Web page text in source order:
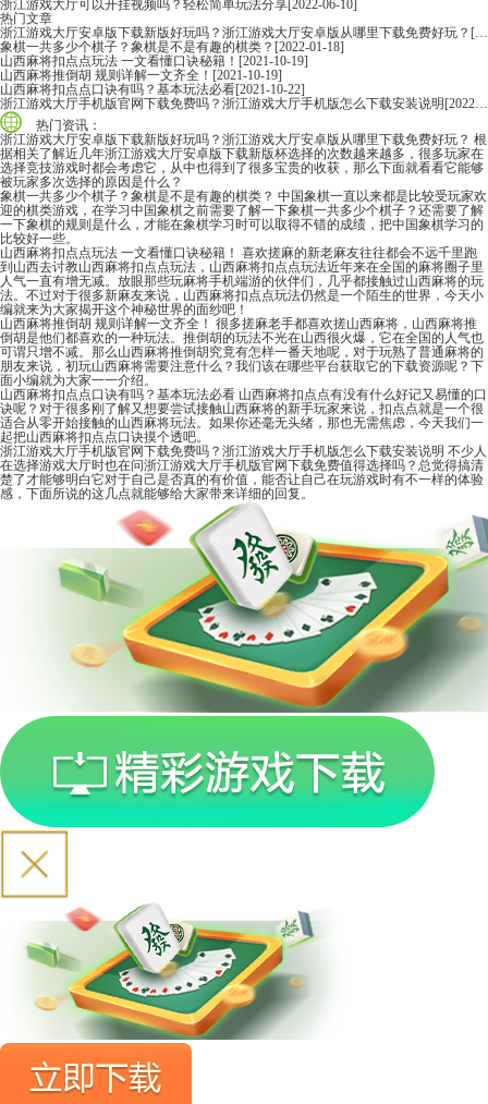
浙江游戏大厅可以开挂视频吗？轻松简单玩法分享[2022-06-10]
热门文章
浙江游戏大厅安卓版下载新版好玩吗？浙江游戏大厅安卓版从哪里下载免费好玩？ [2022-06-16]
象棋一共多少个棋子？象棋是不是有趣的棋类？ [2022-01-18]
山西麻将扣点点玩法 一文看懂口诀秘籍！ [2021-10-19]
山西麻将推倒胡 规则详解一文齐全！ [2021-10-19]
山西麻将扣点点口诀有吗？基本玩法必看[2021-10-22]
浙江游戏大厅手机版官网下载免费吗？浙江游戏大厅手机版怎么下载安装说明 [2022-06-16]
热门资讯：
浙江游戏大厅安卓版下载新版好玩吗？浙江游戏大厅安卓版从哪里下载免费好玩？ 根
据相关了解近几年浙江游戏大厅安卓版下载新版杯选择的次数越来越多，很多玩家在
选择竞技游戏时都会考虑它，从中也得到了很多宝贵的收获，那么下面就看看它能够
被玩家多次选择的原因是什么？
象棋一共多少个棋子？象棋是不是有趣的棋类？ 中国象棋一直以来都是比较受玩家欢
迎的棋类游戏，在学习中国象棋之前需要了解一下象棋一共多少个棋子？还需要了解
一下象棋的规则是什么，才能在象棋学习时可以取得不错的成绩，把中国象棋学习的
比较好一些。
山西麻将扣点点玩法 一文看懂口诀秘籍！ 喜欢搓麻的新老麻友往往都会不远千里跑
到山西去讨教山西麻将扣点点玩法，山西麻将扣点点玩法近年来在全国的麻将圈子里
人气一直有增无减。放眼那些玩麻将手机端游的伙伴们，几乎都接触过山西麻将的玩
法。不过对于很多新麻友来说，山西麻将扣点点玩法仍然是一个陌生的世界，今天小
编就来为大家揭开这个神秘世界的面纱吧！
山西麻将推倒胡 规则详解一文齐全！ 很多搓麻老手都喜欢搓山西麻将，山西麻将推
倒胡是他们都喜欢的一种玩法。推倒胡的玩法不光在山西很火爆，它在全国的人气也
可谓只增不减。那么山西麻将推倒胡究竟有怎样一番天地呢，对于玩熟了普通麻将的
朋友来说，初玩山西麻将需要注意什么？我们该在哪些平台获取它的下载资源呢？下
面小编就为大家一一介绍。
山西麻将扣点点口诀有吗？基本玩法必看 山西麻将扣点点有没有什么好记又易懂的口
诀呢？对于很多刚了解又想要尝试接触山西麻将的新手玩家来说，扣点点就是一个很
适合从零开始接触的山西麻将玩法。如果你还毫无头绪，那也无需焦虑，今天我们一
起把山西麻将扣点点口诀摸个透吧。
浙江游戏大厅手机版官网下载免费吗？浙江游戏大厅手机版怎么下载安装说明 不少人
在选择游戏大厅时也在问浙江游戏大厅手机版官网下载免费值得选择吗？总觉得搞清
楚了才能够明白它对于自己是否真的有价值，能否让自己在玩游戏时有不一样的体验
感，下面所说的这几点就能够给大家带来详细的回复。